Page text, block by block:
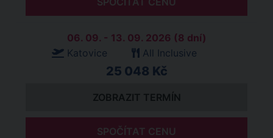
06. 09. - 13. 09. 2026 (8 dní)
Katovice
All Inclusive
25 048 Kč
ZOBRAZIT TERMÍN
SPOČÍTAT CENU